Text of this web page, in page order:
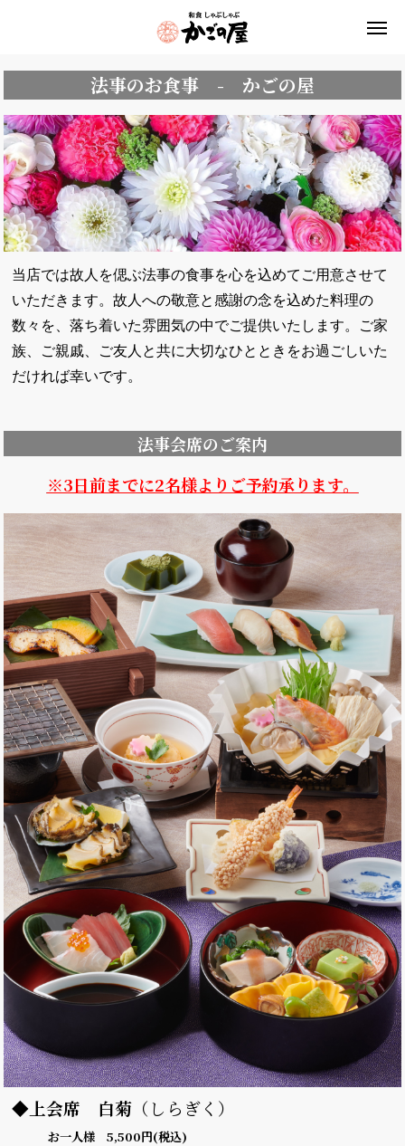
法事のお食事 - かごの屋
当店では故人を偲ぶ法事の食事を心を込めてご用意させて
いただきます。故人への敬意と感謝の念を込めた料理の
数々を、落ち着いた雰囲気の中でご提供いたします。ご家
族、ご親戚、ご友人と共に大切なひとときをお過ごしいた
だければ幸いです。
法事会席のご案内
※3日前までに2名様よりご予約承ります。
◆上会席 白菊 （しらぎく）
お一人様 5,500円(税込)